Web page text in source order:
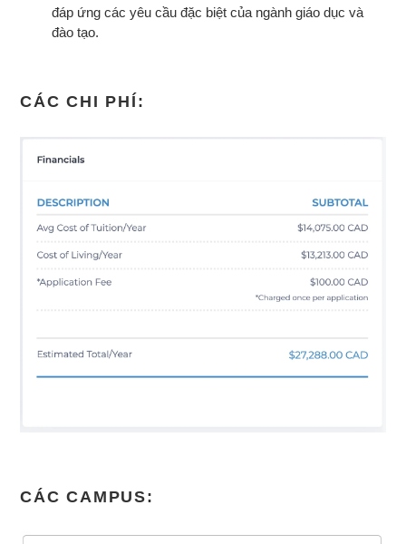
đáp ứng các yêu cầu đặc biệt của ngành giáo dục và
đào tạo.
CÁC CHI PHÍ:
CÁC CAMPUS: